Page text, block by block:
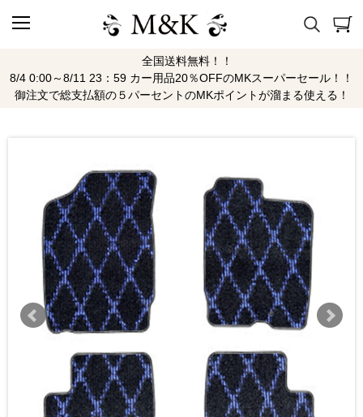
全国送料無料！！
8/4 0:00～8/11 23：59 カー用品20％OFFのMKスーパーセール！！
御注文で総支払額の５パーセントのMKポイントが溜まる使える！